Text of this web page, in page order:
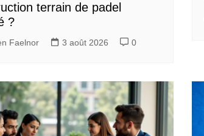
terrain de padel
?
Faelnor 3 août 2026 0